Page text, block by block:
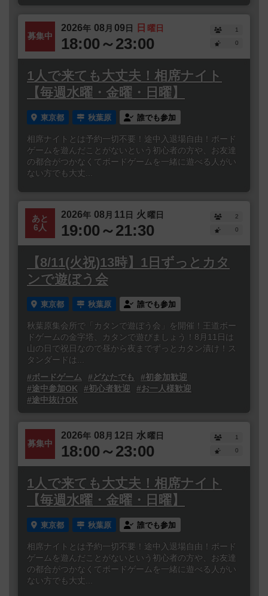
募集中
2026年 08 月 09日 日 曜日
18:00～23:00
1
0
1人で来ても大丈夫！相席ナイト
【毎週水曜・金曜・日曜】
東京都 秋葉原 誰でも参加
相席ナイトとは予約一切不要！途中入退場自由！ボード
ゲームを遊んだことがないという初心者の方や、お友達
の都合がつかなくてボードゲームを一緒に遊べる人がい
ない方でも大丈...
あと
6人
2026年 08 月 11日 火 曜日
19:00～21:30
2
0
【8/11(火祝)13時】1日ずっとカタ
ンで遊ぼう会
東京都 秋葉原 誰でも参加
秋葉原集会所で「カタンで遊ぼう会」を開催！王道ボー
ドゲームの金字塔、カタンで遊びましょう！8月11日は
山の日で祝日なので昼から夜までずっとカタン漬け！ス
タンダードは...
#ボードゲーム
#どなたでも
#初参加歓迎
#途中参加OK
#初心者歓迎
#お一人様歓迎
#途中抜けOK
募集中
2026年 08 月 12日 水曜日
18:00～23:00
1
0
1人で来ても大丈夫！相席ナイト
【毎週水曜・金曜・日曜】
東京都 秋葉原 誰でも参加
相席ナイトとは予約一切不要！途中入退場自由！ボード
ゲームを遊んだことがないという初心者の方や、お友達
の都合がつかなくてボードゲームを一緒に遊べる人がい
ない方でも大丈...